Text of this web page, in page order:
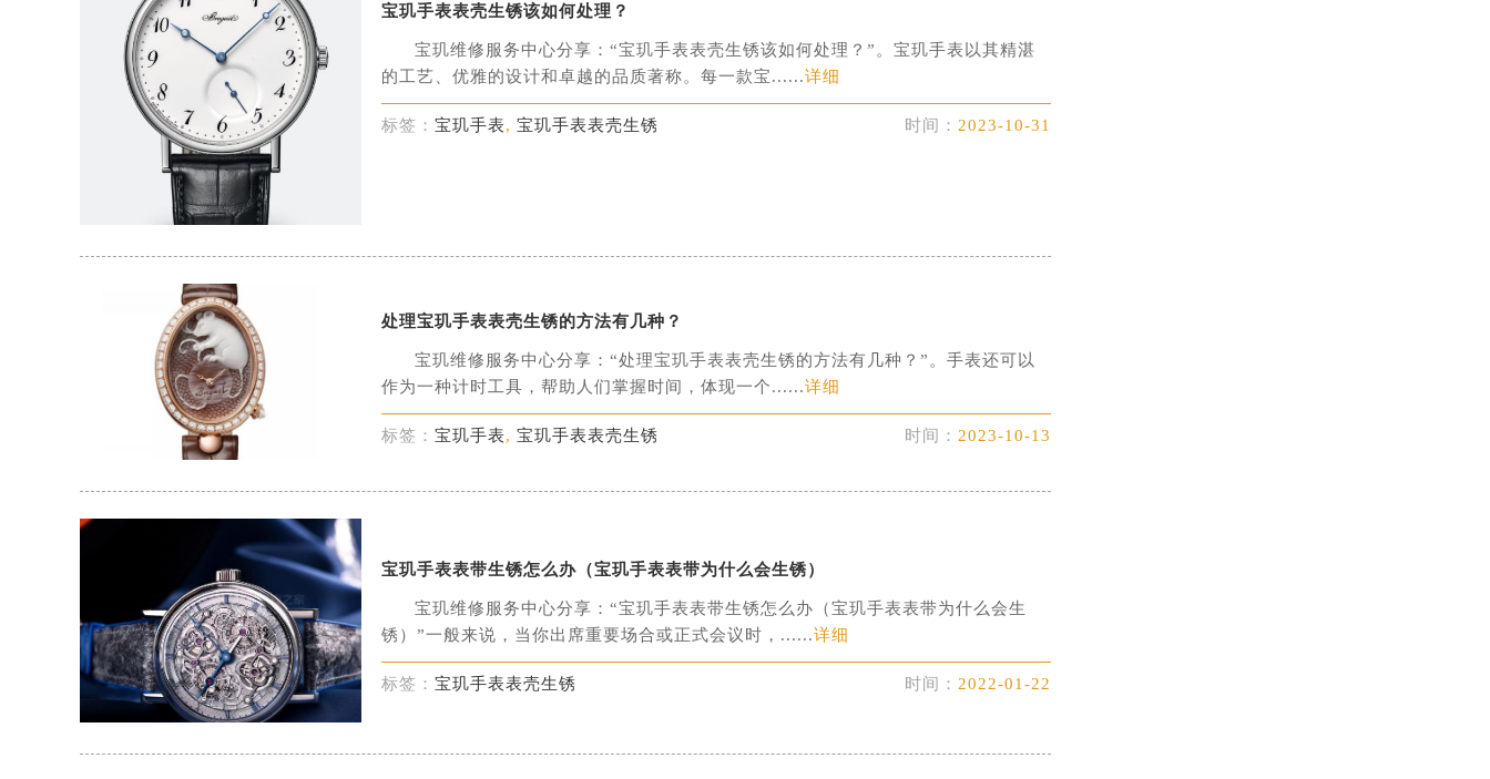
宝玑手表表壳生锈该如何处理？
宝玑维修服务中心分享：“宝玑手表表壳生锈该如何处理？”。宝玑手表以其精湛
的工艺、优雅的设计和卓越的品质著称。每一款宝......详细
标签： 宝玑手表, 宝玑手表表壳生锈 时间： 2023-10-31
处理宝玑手表表壳生锈的方法有几种？
宝玑维修服务中心分享：“处理宝玑手表表壳生锈的方法有几种？”。手表还可以
作为一种计时工具，帮助人们掌握时间，体现一个......详细
标签： 宝玑手表, 宝玑手表表壳生锈 时间： 2023-10-13
宝玑手表表带生锈怎么办（宝玑手表表带为什么会生锈）
宝玑维修服务中心分享：“宝玑手表表带生锈怎么办（宝玑手表表带为什么会生
锈）”一般来说，当你出席重要场合或正式会议时，......详细
标签： 宝玑手表表壳生锈 时间： 2022-01-22